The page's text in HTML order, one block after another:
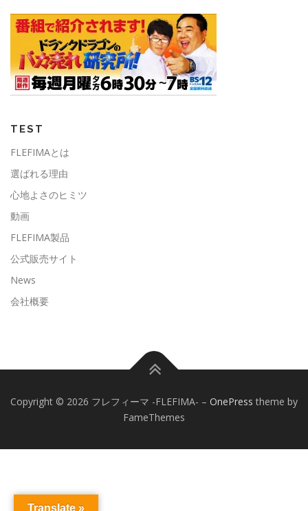
TEST
FLEFIMAとは
選ばれる理由
心地よさのヒミツ
動画
FLEFIMA製品
公式販売サイト
News
会社概要
Copyright © 2026 フレフィーマ -FLEFIMA- – OnePress theme by
FameThemes
Translate »